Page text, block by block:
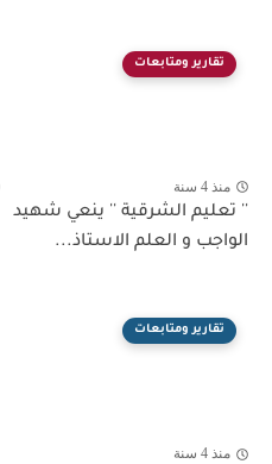
تقارير ومتابعات
منذ 4 سنة
'' تعليم الشرقية '' ينعي شهيد
الواجب و العلم الاستاذ...
تقارير ومتابعات
منذ 4 سنة